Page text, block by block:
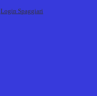
Login Spaggiari